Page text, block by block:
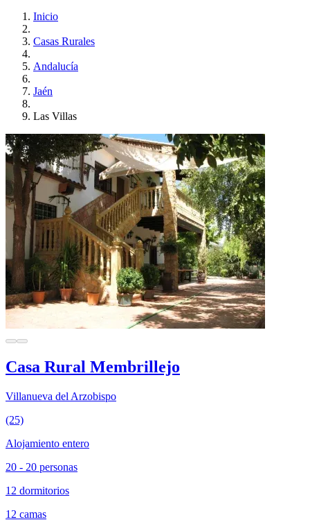
Inicio
Casas Rurales
Andalucía
Jaén
Las Villas
Casa Rural Membrillejo
Villanueva del Arzobispo
(25)
Alojamiento entero
20 - 20 personas
12 dormitorios
12 camas